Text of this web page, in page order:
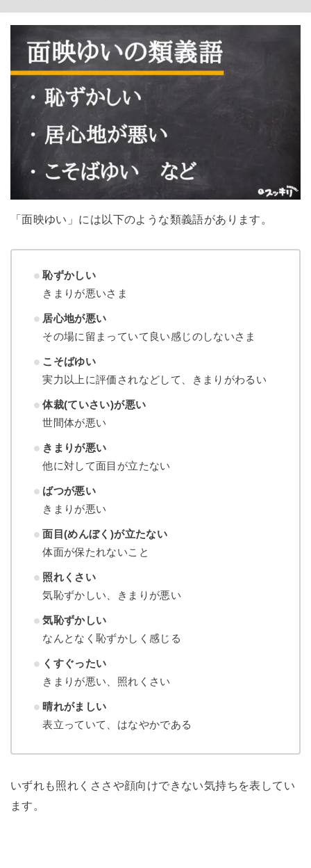
「面映ゆい」には以下のような類義語があります。
恥ずかしい
きまりが悪いさま
居心地が悪い
その場に留まっていて良い感じのしないさま
こそばゆい
実力以上に評価されなどして、きまりがわるい
体裁(ていさい)が悪い
世間体が悪い
きまりが悪い
他に対して面目が立たない
ばつが悪い
きまりが悪い
面目(めんぼく)が立たない
体面が保たれないこと
照れくさい
気恥ずかしい、きまりが悪い
気恥ずかしい
なんとなく恥ずかしく感じる
くすぐったい
きまりが悪い、照れくさい
晴れがましい
表立っていて、はなやかである
いずれも照れくささや顔向けできない気持ちを表してい
ます。